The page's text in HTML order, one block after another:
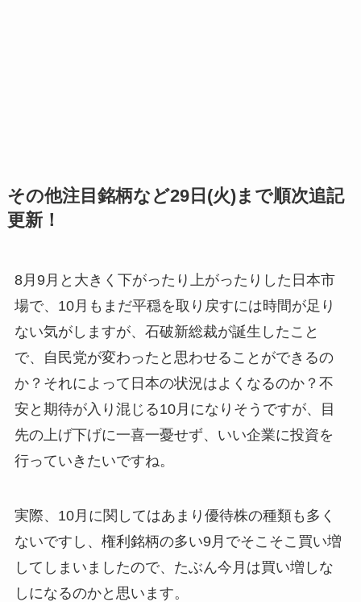
その他注目銘柄など29日(火)まで順次追記
更新！
8月9月と大きく下がったり上がったりした日本市
場で、10月もまだ平穏を取り戻すには時間が足り
ない気がしますが、石破新総裁が誕生したこと
で、自民党が変わったと思わせることができるの
か？それによって日本の状況はよくなるのか？不
安と期待が入り混じる10月になりそうですが、目
先の上げ下げに一喜一憂せず、いい企業に投資を
行っていきたいですね。
実際、10月に関してはあまり優待株の種類も多く
ないですし、権利銘柄の多い9月でそこそこ買い増
してしまいましたので、たぶん今月は買い増しな
しになるのかと思います。